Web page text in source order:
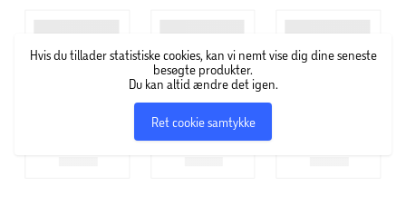
Gift i glasset er første bind i serien 'Mord i Provence', hvor
mystiske dødsfald møder sødmefulde bekendtskaber og
Hvis du tillader statistiske cookies, kan vi nemt vise dig dine seneste
besøgte produkter.
Du kan altid ændre det igen.
Ret cookie samtykke